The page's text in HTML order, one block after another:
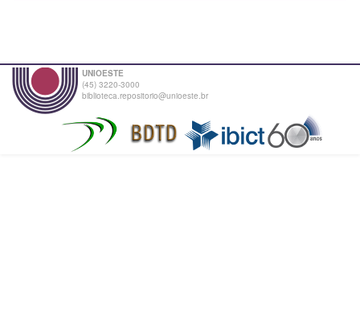
UNIOESTE
(45) 3220-3000
biblioteca.repositorio@unioeste.br